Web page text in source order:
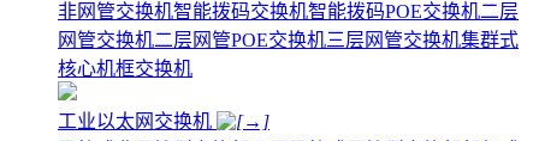
非网管交换机智能拨码交换机智能拨码POE交换机二层
网管交换机二层网管POE交换机三层网管交换机集群式
核心机框交换机
工业以太网交换机